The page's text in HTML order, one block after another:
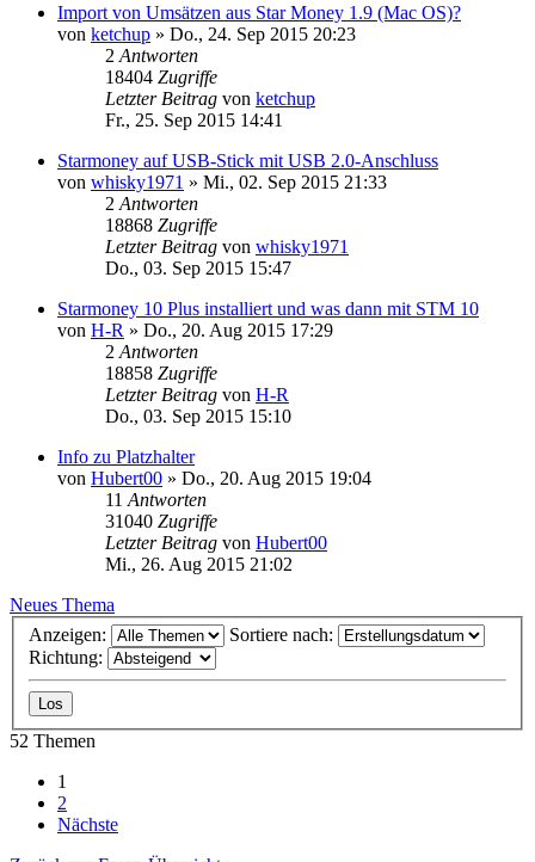
Import von Umsätzen aus Star Money 1.9 (Mac OS)?
von ketchup » Do., 24. Sep 2015 20:23
2 Antworten
18404 Zugriffe
Letzter Beitrag von ketchup
Fr., 25. Sep 2015 14:41
Starmoney auf USB-Stick mit USB 2.0-Anschluss
von whisky1971 » Mi., 02. Sep 2015 21:33
2 Antworten
18868 Zugriffe
Letzter Beitrag von whisky1971
Do., 03. Sep 2015 15:47
Starmoney 10 Plus installiert und was dann mit STM 10
von H-R » Do., 20. Aug 2015 17:29
2 Antworten
18858 Zugriffe
Letzter Beitrag von H-R
Do., 03. Sep 2015 15:10
Info zu Platzhalter
von Hubert00 » Do., 20. Aug 2015 19:04
11 Antworten
31040 Zugriffe
Letzter Beitrag von Hubert00
Mi., 26. Aug 2015 21:02
Neues Thema
Anzeigen:
Sortiere nach:
Richtung:
52 Themen
1
2
Nächste